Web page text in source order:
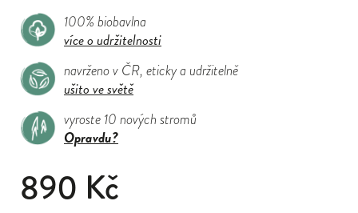
100% biobavlna
více o udržitelnosti
navrženo v ČR, eticky a udržitelně
ušito ve světě
vyroste 10 nových stromů
Opravdu?
890 Kč